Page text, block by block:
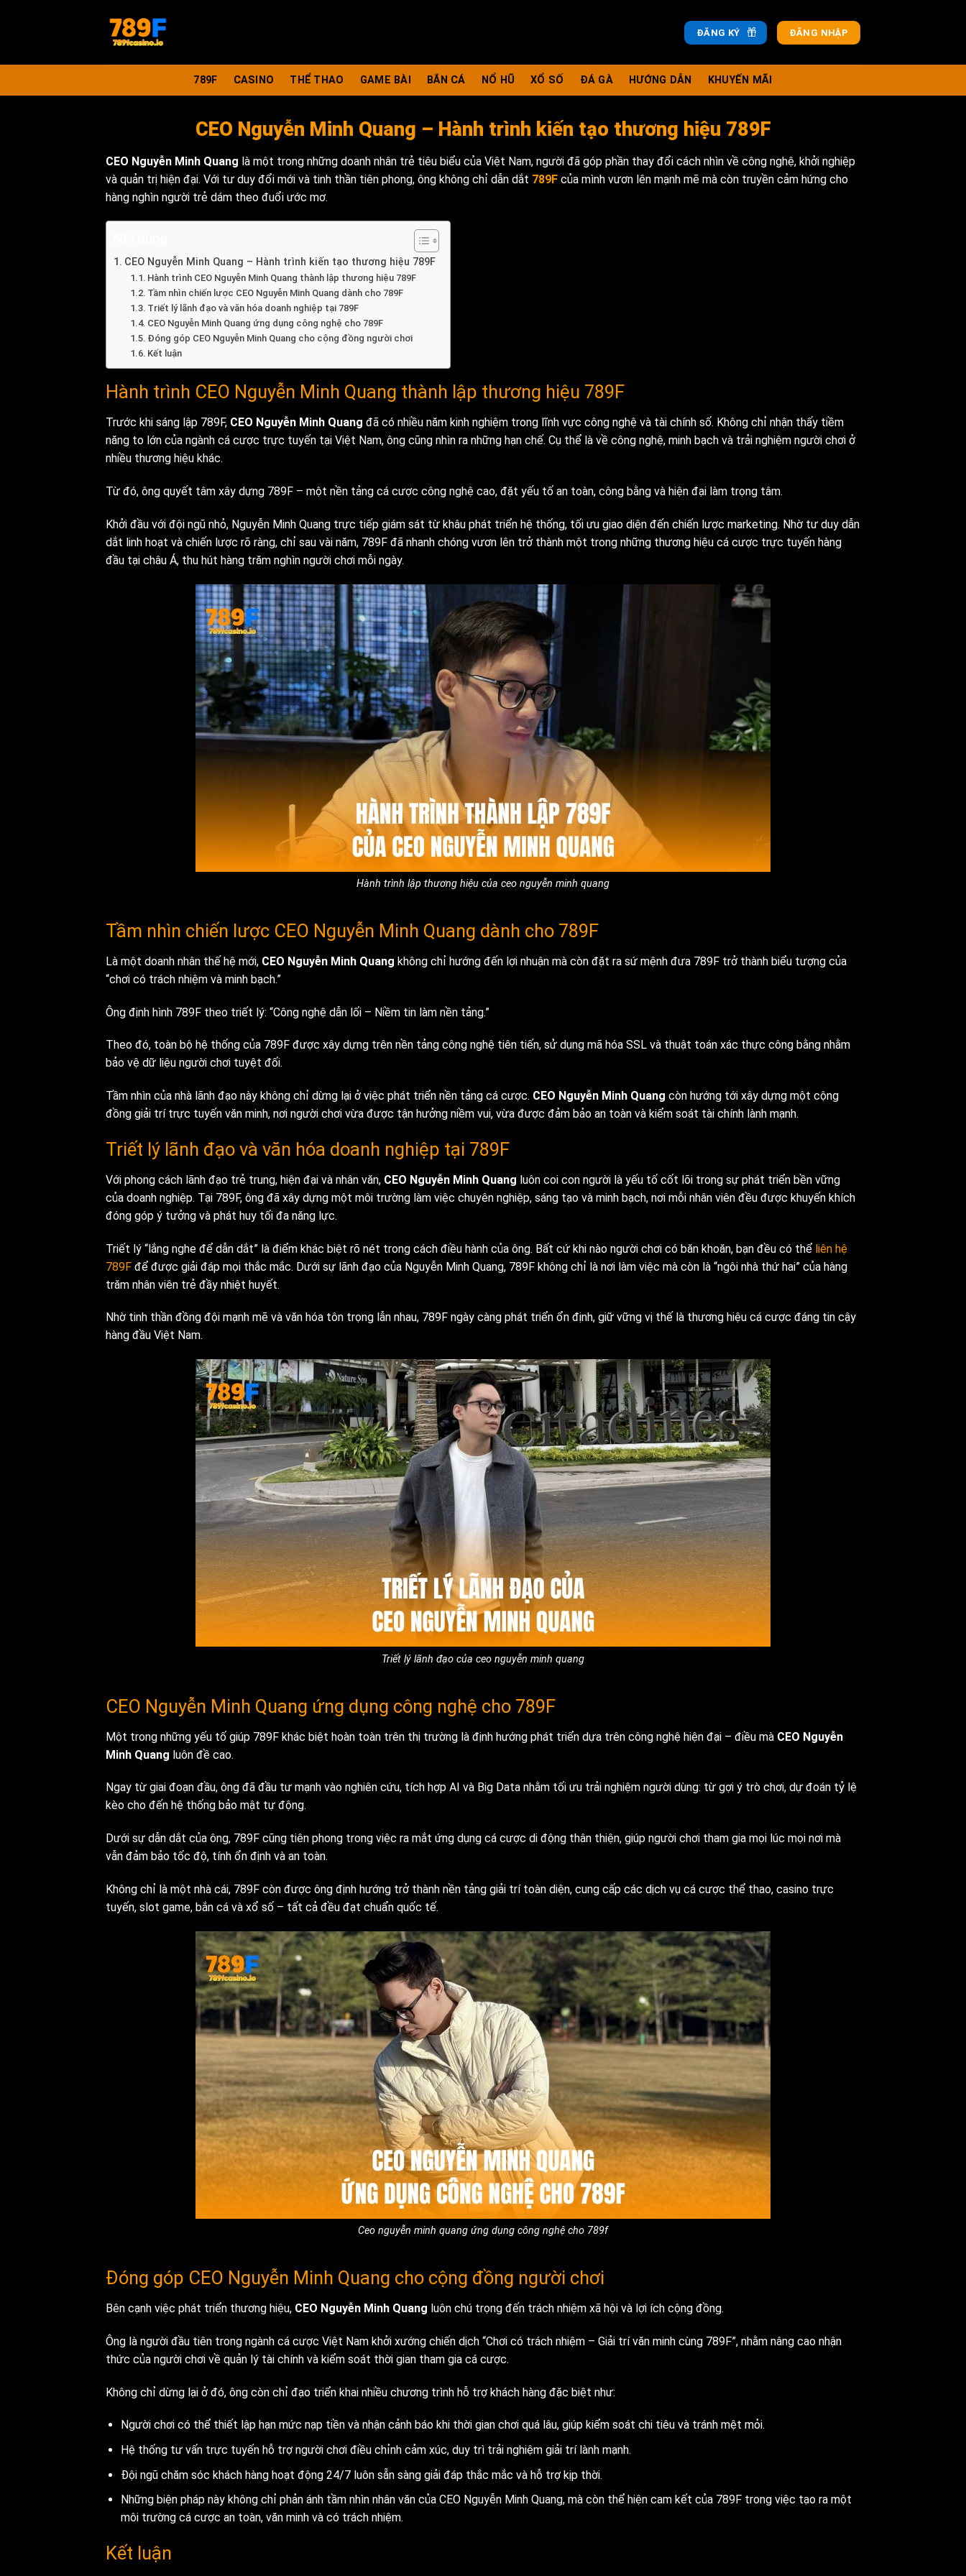
dung
ĐĂNG KÝ ĐĂNG NHẬP
789F CASINO THỂ THAO GAME BÀI BẮN CÁ NỔ HŨ XỔ SỐ ĐÁ GÀ HƯỚNG DẪN KHUYẾN MÃI
CEO Nguyễn Minh Quang – Hành trình kiến tạo thương hiệu 789F
CEO Nguyễn Minh Quang là một trong những doanh nhân trẻ tiêu biểu của Việt Nam, người đã góp phần thay đổi cách nhìn về công nghệ, khởi nghiệp
và quản trị hiện đại. Với tư duy đổi mới và tinh thần tiên phong, ông không chỉ dẫn dắt 789F của mình vươn lên mạnh mẽ mà còn truyền cảm hứng cho
hàng nghìn người trẻ dám theo đuổi ước mơ.
CEO Nguyễn Minh Quang – Hành trình kiến tạo thương hiệu 789F
Hành trình CEO Nguyễn Minh Quang thành lập thương hiệu 789F
Tầm nhìn chiến lược CEO Nguyễn Minh Quang dành cho 789F
Triết lý lãnh đạo và văn hóa doanh nghiệp tại 789F
CEO Nguyễn Minh Quang ứng dụng công nghệ cho 789F
Đóng góp CEO Nguyễn Minh Quang cho cộng đồng người chơi
Kết luận
Hành trình CEO Nguyễn Minh Quang thành lập thương hiệu 789F
Trước khi sáng lập 789F, CEO Nguyễn Minh Quang đã có nhiều năm kinh nghiệm trong lĩnh vực công nghệ và tài chính số. Không chỉ nhận thấy tiềm
năng to lớn của ngành cá cược trực tuyến tại Việt Nam, ông cũng nhìn ra những hạn chế. Cụ thể là về công nghệ, minh bạch và trải nghiệm người chơi ở
nhiều thương hiệu khác.
Từ đó, ông quyết tâm xây dựng 789F – một nền tảng cá cược công nghệ cao, đặt yếu tố an toàn, công bằng và hiện đại làm trọng tâm.
Khởi đầu với đội ngũ nhỏ, Nguyễn Minh Quang trực tiếp giám sát từ khâu phát triển hệ thống, tối ưu giao diện đến chiến lược marketing. Nhờ tư duy dẫn
dắt linh hoạt và chiến lược rõ ràng, chỉ sau vài năm, 789F đã nhanh chóng vươn lên trở thành một trong những thương hiệu cá cược trực tuyến hàng
đầu tại châu Á, thu hút hàng trăm nghìn người chơi mỗi ngày.
Hành trình lập thương hiệu của ceo nguyễn minh quang
Tầm nhìn chiến lược CEO Nguyễn Minh Quang dành cho 789F
Là một doanh nhân thế hệ mới, CEO Nguyễn Minh Quang không chỉ hướng đến lợi nhuận mà còn đặt ra sứ mệnh đưa 789F trở thành biểu tượng của
“chơi có trách nhiệm và minh bạch.”
Ông định hình 789F theo triết lý: “Công nghệ dẫn lối – Niềm tin làm nền tảng.”
Theo đó, toàn bộ hệ thống của 789F được xây dựng trên nền tảng công nghệ tiên tiến, sử dụng mã hóa SSL và thuật toán xác thực công bằng nhằm
bảo vệ dữ liệu người chơi tuyệt đối.
Tầm nhìn của nhà lãnh đạo này không chỉ dừng lại ở việc phát triển nền tảng cá cược. CEO Nguyễn Minh Quang còn hướng tới xây dựng một cộng
đồng giải trí trực tuyến văn minh, nơi người chơi vừa được tận hưởng niềm vui, vừa được đảm bảo an toàn và kiểm soát tài chính lành mạnh.
Triết lý lãnh đạo và văn hóa doanh nghiệp tại 789F
Với phong cách lãnh đạo trẻ trung, hiện đại và nhân văn, CEO Nguyễn Minh Quang luôn coi con người là yếu tố cốt lõi trong sự phát triển bền vững
của doanh nghiệp. Tại 789F, ông đã xây dựng một môi trường làm việc chuyên nghiệp, sáng tạo và minh bạch, nơi mỗi nhân viên đều được khuyến khích
đóng góp ý tưởng và phát huy tối đa năng lực.
Triết lý “lắng nghe để dẫn dắt” là điểm khác biệt rõ nét trong cách điều hành của ông. Bất cứ khi nào người chơi có băn khoăn, bạn đều có thể liên hệ
789F để được giải đáp mọi thắc mắc. Dưới sự lãnh đạo của Nguyễn Minh Quang, 789F không chỉ là nơi làm việc mà còn là “ngôi nhà thứ hai” của hàng
trăm nhân viên trẻ đầy nhiệt huyết.
Nhờ tinh thần đồng đội mạnh mẽ và văn hóa tôn trọng lẫn nhau, 789F ngày càng phát triển ổn định, giữ vững vị thế là thương hiệu cá cược đáng tin cậy
hàng đầu Việt Nam.
Triết lý lãnh đạo của ceo nguyễn minh quang
CEO Nguyễn Minh Quang ứng dụng công nghệ cho 789F
Một trong những yếu tố giúp 789F khác biệt hoàn toàn trên thị trường là định hướng phát triển dựa trên công nghệ hiện đại – điều mà CEO Nguyễn
Minh Quang luôn đề cao.
Ngay từ giai đoạn đầu, ông đã đầu tư mạnh vào nghiên cứu, tích hợp AI và Big Data nhằm tối ưu trải nghiệm người dùng: từ gợi ý trò chơi, dự đoán tỷ lệ
kèo cho đến hệ thống bảo mật tự động.
Dưới sự dẫn dắt của ông, 789F cũng tiên phong trong việc ra mắt ứng dụng cá cược di động thân thiện, giúp người chơi tham gia mọi lúc mọi nơi mà
vẫn đảm bảo tốc độ, tính ổn định và an toàn.
Không chỉ là một nhà cái, 789F còn được ông định hướng trở thành nền tảng giải trí toàn diện, cung cấp các dịch vụ cá cược thể thao, casino trực
tuyến, slot game, bắn cá và xổ số – tất cả đều đạt chuẩn quốc tế.
Ceo nguyễn minh quang ứng dụng công nghệ cho 789f
Đóng góp CEO Nguyễn Minh Quang cho cộng đồng người chơi
Bên cạnh việc phát triển thương hiệu, CEO Nguyễn Minh Quang luôn chú trọng đến trách nhiệm xã hội và lợi ích cộng đồng.
Ông là người đầu tiên trong ngành cá cược Việt Nam khởi xướng chiến dịch “Chơi có trách nhiệm – Giải trí văn minh cùng 789F”, nhằm nâng cao nhận
thức của người chơi về quản lý tài chính và kiểm soát thời gian tham gia cá cược.
Không chỉ dừng lại ở đó, ông còn chỉ đạo triển khai nhiều chương trình hỗ trợ khách hàng đặc biệt như:
Người chơi có thể thiết lập hạn mức nạp tiền và nhận cảnh báo khi thời gian chơi quá lâu, giúp kiểm soát chi tiêu và tránh mệt mỏi.
Hệ thống tư vấn trực tuyến hỗ trợ người chơi điều chỉnh cảm xúc, duy trì trải nghiệm giải trí lành mạnh.
Đội ngũ chăm sóc khách hàng hoạt động 24/7 luôn sẵn sàng giải đáp thắc mắc và hỗ trợ kịp thời.
Những biện pháp này không chỉ phản ánh tầm nhìn nhân văn của CEO Nguyễn Minh Quang, mà còn thể hiện cam kết của 789F trong việc tạo ra một
môi trường cá cược an toàn, văn minh và có trách nhiệm.
Kết luận